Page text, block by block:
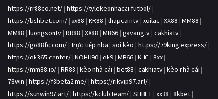
https://rr88co.net/ | https://tylekeonhacai.futbol/ |
https://bshbet.com/ | xx88 | RR88 | thapcamtv | xoilac | XX88 | MM88 |
MM88 | luongsontv | RR88 | XX88 | MB66 | gavangtv | cakhiatv |
https://go88fc.com/ | trực tiếp nba | soi kèo | https://79king.express/ |
https://ok365.center/ | NOHU90 | ok9 | MB66 | KJC | 8xx |
https://mm88.io/ | RR88 | kèo nhà cái | bet88 | cakhiatv | kèo nhà cái |
78win | https://f8beta2.me/ | https://rikvip97.art/ |
https://sunwin97.art/ | https://kclub.team/ | SHBET | xx88 | 8kbet |